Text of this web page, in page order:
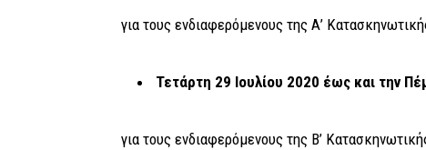
για τους ενδιαφερόμενους της Α’
Τετάρτη 29 Ιουλίου 2020 έως και την
για τους ενδιαφερόμενους της Β’